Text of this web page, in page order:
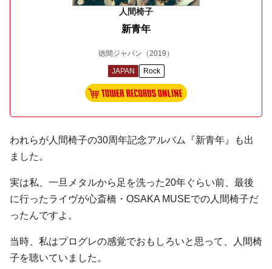
人間椅子
新青年
徳間ジャパン （2019）
JAPAN Rock
われらが人間椅子の30周年記念アルバム『新青年』も出
ました。
実は私、一旦メタルから足を洗った20年ぐらい前、最後
に行ったライヴが心斎橋・OSAKA MUSEでの人間椅子だ
ったんですよ。
当時、私はプログレの感覚でおもしろいと思って、人間椅
子を聴いていました。